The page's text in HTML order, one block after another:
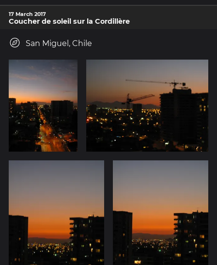
17 March 2017
Coucher de soleil sur la Cordillère
San Miguel, Chile